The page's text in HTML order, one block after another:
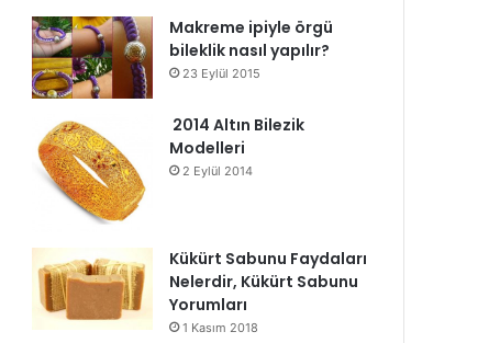
Makreme ipiyle örgü
bileklik nasıl yapılır?
23 Eylül 2015
2014 Altın Bilezik
Modelleri
2 Eylül 2014
Kükürt Sabunu Faydaları
Nelerdir, Kükürt Sabunu
Yorumları
1 Kasım 2018